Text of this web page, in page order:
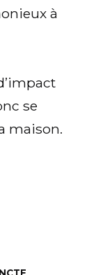
à
se
maison.